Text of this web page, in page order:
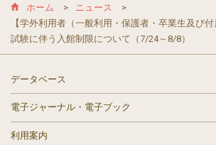
ホーム
ニュース
【学外利用者（一般利用・保護者・卒業生及び
試験に伴う入館制限について（7/24～8/8）
データベース
電子ジャーナル・電子ブック
利用案内